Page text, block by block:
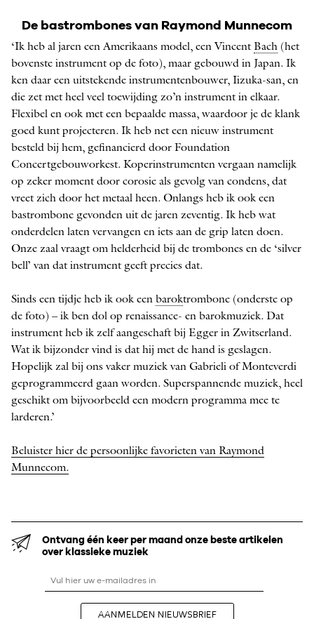
FOTO: EDUARDUS LEE
De bastrombones van Raymond Munnecom
‘Ik heb al jaren een Amerikaans model, een VincentBach (het
bovenste instrument op de foto), maar gebouwd in Japan. Ik
ken daar een uitstekende instrumentenbouwer, Iizuka-san, en
die zet met heel veel toewijding zo’n instrument in elkaar.
Flexibel en ook met een bepaalde massa, waardoor je de klank
goed kunt projecteren. Ik heb net een nieuw instrument
besteld bij hem, gefinancierd door Foundation
Concertgebouworkest. Koperinstrumenten vergaan namelijk
op zeker moment door corosie als gevolg van condens, dat
vreet zich door het metaal heen. Onlangs heb ik ook een
bastrombone gevonden uit de jaren zeventig. Ik heb wat
onderdelen laten vervangen en iets aan de grip laten doen.
Onze zaal vraagt om helderheid bij de trombones en de ‘silver
bell’ van dat instrument geeft precies dat.
Sinds een tijdje heb ik ook een baroktrombone (onderste op
de foto) – ik ben dol op renaissance- en barokmuziek. Dat
instrument heb ik zelf aangeschaft bij Egger in Zwitserland.
Wat ik bijzonder vind is dat hij met de hand is geslagen.
Hopelijk zal bij ons vaker muziek van Gabrieli of Monteverdi
geprogrammeerd gaan worden. Superspannende muziek, heel
geschikt om bijvoorbeeld een modern programma mee te
larderen.’
Beluister hier de persoonlijke favorieten van Raymond
Munnecom.
Ontvang één keer per maand onze beste artikelen
over klassieke muziek
AANMELDEN NIEUWSBRIEF